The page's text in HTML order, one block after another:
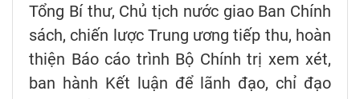
Tổng Bí thư, Chủ tịch nước giao Ban Chính
sách, chiến lược Trung ương tiếp thu, hoàn
thiện Báo cáo trình Bộ Chính trị xem xét,
ban hành Kết luận để lãnh đạo, chỉ đạo